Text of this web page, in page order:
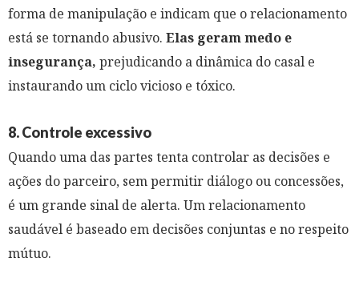
forma de manipulação e indicam que o relacionamento
está se tornando abusivo. Elas geram medo e
insegurança, prejudicando a dinâmica do casal e
instaurando um ciclo vicioso e tóxico.
8. Controle excessivo
Quando uma das partes tenta controlar as decisões e
ações do parceiro, sem permitir diálogo ou concessões,
é um grande sinal de alerta. Um relacionamento
saudável é baseado em decisões conjuntas e no respeito
mútuo.